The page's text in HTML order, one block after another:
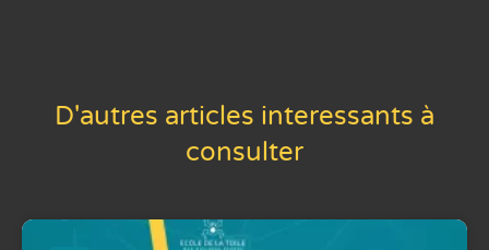
D'autres articles interessants à
consulter